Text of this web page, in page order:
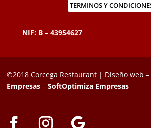
TERMINOS Y
NIF: B – 43954627
©2018 Corcega Restaurant | Diseño web –
Empresas – SoftOptimiza Empresas